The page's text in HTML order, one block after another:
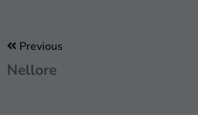
Previous
Nellore